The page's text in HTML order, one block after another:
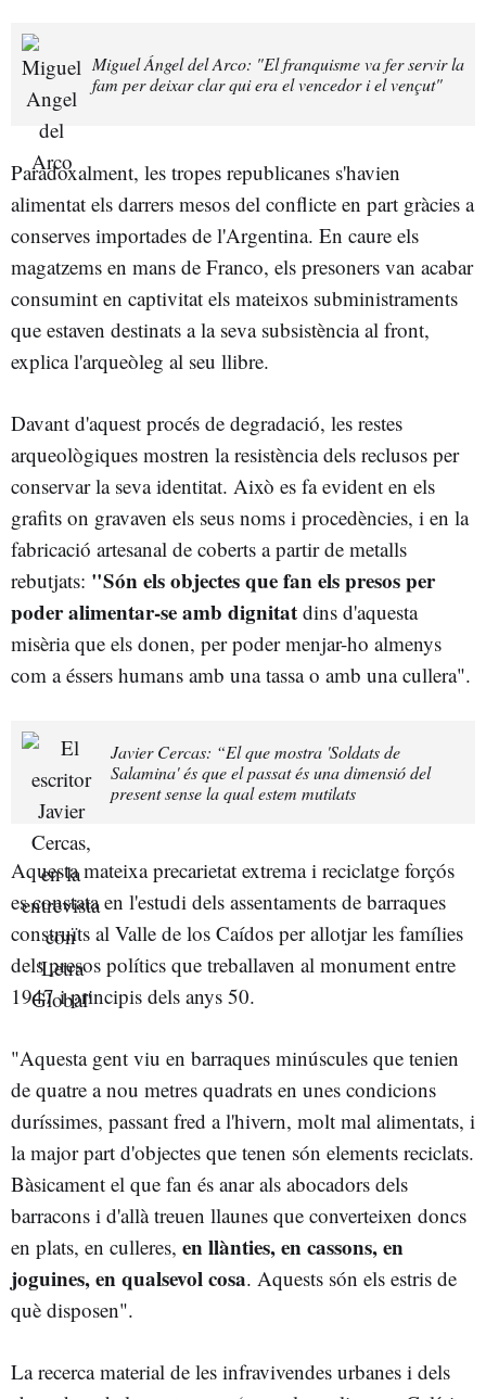
Miguel Ángel del Arco: "El franquisme va fer servir la
fam per deixar clar qui era el vencedor i el vençut"
Paradoxalment, les tropes republicanes s'havien
alimentat els darrers mesos del conflicte en part gràcies a
conserves importades de l'Argentina. En caure els
magatzems en mans de Franco, els presoners van acabar
consumint en captivitat els mateixos subministraments
que estaven destinats a la seva subsistència al front,
explica l'arqueòleg al seu llibre.
Davant d'aquest procés de degradació, les restes
arqueològiques mostren la resistència dels reclusos per
conservar la seva identitat. Això es fa evident en els
grafits on gravaven els seus noms i procedències, i en la
fabricació artesanal de coberts a partir de metalls
rebutjats: "Són els objectes que fan els presos per
poder alimentar-se amb dignitat dins d'aquesta
misèria que els donen, per poder menjar-ho almenys
com a éssers humans amb una tassa o amb una cullera".
Javier Cercas: “El que mostra 'Soldats de
Salamina' és que el passat és una dimensió del
present sense la qual estem mutilats
Aquesta mateixa precarietat extrema i reciclatge forçós
es constata en l'estudi dels assentaments de barraques
construïts al Valle de los Caídos per allotjar les famílies
dels presos polítics que treballaven al monument entre
1947 i principis dels anys 50.
"Aquesta gent viu en barraques minúscules que tenien
de quatre a nou metres quadrats en unes condicions
duríssimes, passant fred a l'hivern, molt mal alimentats, i
la major part d'objectes que tenen són elements reciclats.
Bàsicament el que fan és anar als abocadors dels
barracons i d'allà treuen llaunes que converteixen doncs
en plats, en culleres, en llànties, en cassons, en
joguines, en qualsevol cosa. Aquests són els estris de
què disposen".
La recerca material de les infravivendes urbanes i dels